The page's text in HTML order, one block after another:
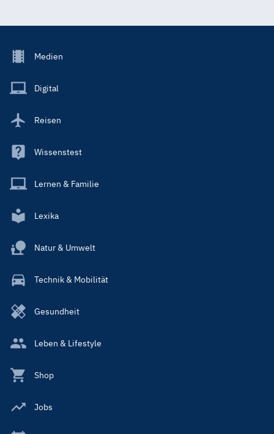
Footer
Main
Medien
Digital
Reisen
Wissenstest
Lernen & Familie
Lexika
Natur & Umwelt
Technik & Mobilität
Gesundheit
Leben & Lifestyle
Shop
Jobs